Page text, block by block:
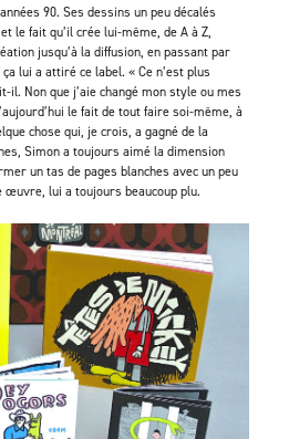
90. Ses dessins un peu décalés
le fait qu’il crée lui-même, de A à Z,
jusqu’à la diffusion, en passant par
lui a attiré ce label. « Ce n’est plus
Non que j’aie changé mon style ou mes
le fait de tout faire soi-même, à
chose qui, je crois, a gagné de la
Simon a toujours aimé la dimension
un tas de pages blanches avec un peu
œuvre, lui a toujours beaucoup plu.